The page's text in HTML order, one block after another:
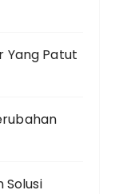
Yang Patut